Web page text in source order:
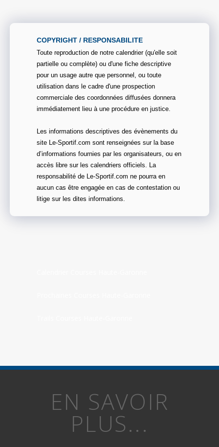
COPYRIGHT / RESPONSABILITE
Toute reproduction de notre calendrier (qu'elle soit
partielle ou complète) ou d'une fiche descriptive
pour un usage autre que personnel, ou toute
utilisation dans le cadre d'une prospection
commerciale des coordonnées diffusées donnera
immédiatement lieu à une procédure en justice.
Les informations descriptives des évènements du
site Le-Sportif.com sont renseignées sur la base
d’informations fournies par les organisateurs, ou en
accès libre sur les calendriers officiels. La
responsabilité de Le-Sportif.com ne pourra en
aucun cas être engagée en cas de contestation ou
litige sur les dites informations.
EN SAVOIR
PLUS...